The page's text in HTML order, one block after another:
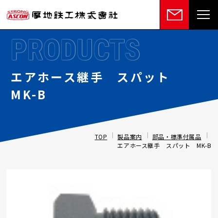
エアホース継手 スパット
MK-B
PRODUCTS
TOP 製品案内
部品・標準付属品
エアホース継手 スパット MK-B